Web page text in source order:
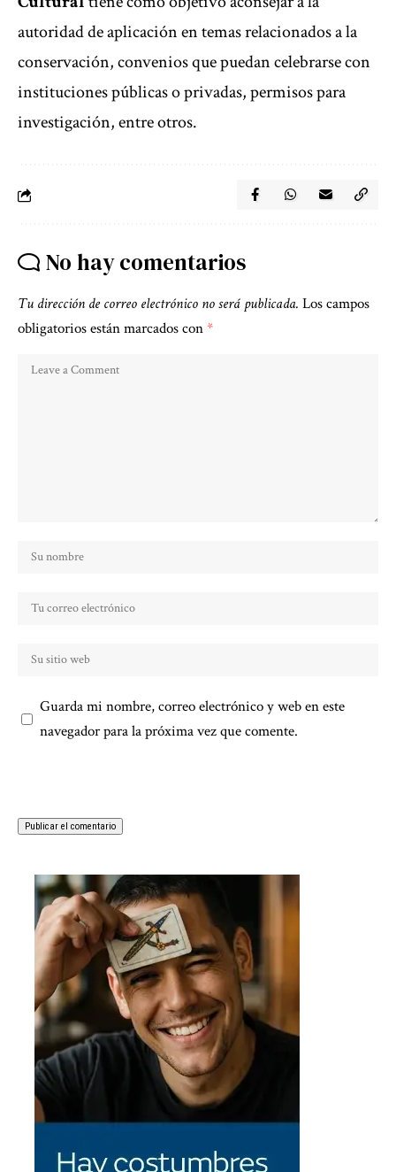
autoridad de aplicación en temas relacionados a la
conservación, convenios que puedan celebrarse con
instituciones públicas o privadas, permisos para
investigación, entre otros.
No hay comentarios
Tu dirección de correo electrónico no será publicada. Los campos
obligatorios están marcados con*
Guarda mi nombre, correo electrónico y web en este
navegador para la próxima vez que comente.